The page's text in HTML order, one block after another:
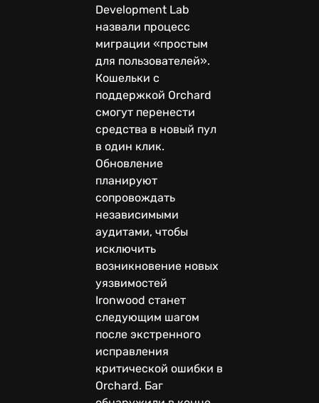
Development Lab
назвали процесс
миграции «простым
для пользователей».
Кошельки с
поддержкой Orchard
смогут перенести
средства в новый пул
в один клик.
Обновление
планируют
сопровождать
независимыми
аудитами, чтобы
исключить
возникновение новых
уязвимостей
Ironwood станет
следующим шагом
после экстренного
исправления
критической ошибки в
Orchard. Баг